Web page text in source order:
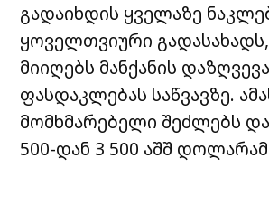
გადაიხდის ყველაზე
ყოველთვიური
მიიღებს მანქანის
ფასდაკლებას საწვავზე.
მომხმარებელი შეძლებს
500-დან 3 500 აშშ